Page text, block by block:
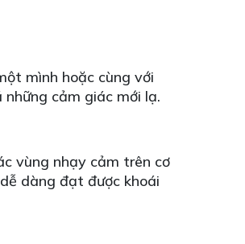
mình hoặc cùng với
cảm giác mới lạ.
vùng nhạy cảm trên cơ
dàng đạt được khoái